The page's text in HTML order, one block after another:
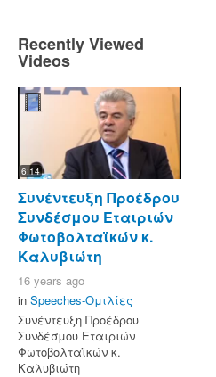
Recently Viewed
Videos
6:14
Συνέντευξη Προέδρου
Συνδέσμου Εταιριών
Φωτοβολταϊκών κ.
Καλυβιώτη
16 years ago
in Speeches-Ομιλίες
Συνέντευξη Προέδρου
Συνδέσμου Εταιριών
Φωτοβολταϊκών κ.
Καλυβιώτη